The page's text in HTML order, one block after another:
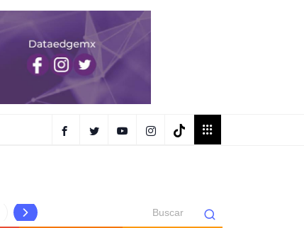
SUPERVISA TITULAR DE LA SSPC OPERATIVOS